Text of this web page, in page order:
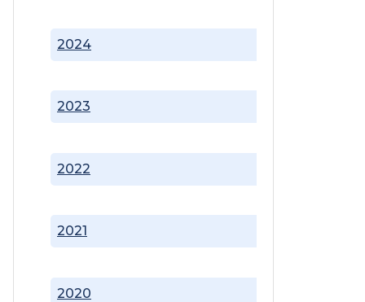
2020
2021
2022
2023
2024